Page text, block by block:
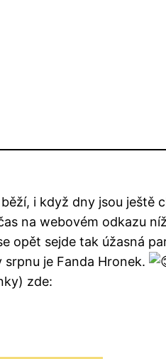
i když dny jsou ještě
na webovém odkazu
opět sejde tak úžasná
srpnu je Fanda Hronek.
zde: